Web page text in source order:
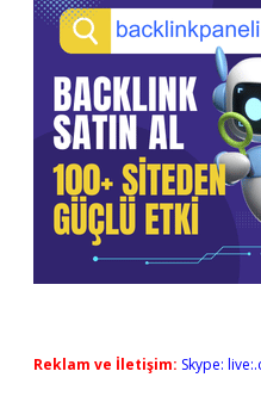
Reklam ve İletişim: Skype: